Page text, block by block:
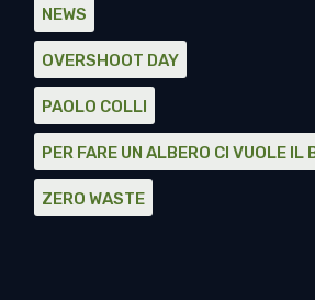
NEWS
OVERSHOOT DAY
PAOLO COLLI
PER FARE UN ALBERO CI VUOLE IL
ZERO WASTE